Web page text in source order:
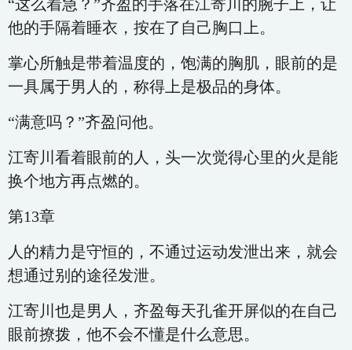
“这么着急？”齐盈的手落在江寄川的腕子上，让
他的手隔着睡衣，按在了自己胸口上。
掌心所触是带着温度的，饱满的胸肌，眼前的是
一具属于男人的，称得上是极品的身体。
“满意吗？”齐盈问他。
江寄川看着眼前的人，头一次觉得心里的火是能
换个地方再点燃的。
第13章
人的精力是守恒的，不通过运动发泄出来，就会
想通过别的途径发泄。
江寄川也是男人，齐盈每天孔雀开屏似的在自己
眼前撩拨，他不会不懂是什么意思。